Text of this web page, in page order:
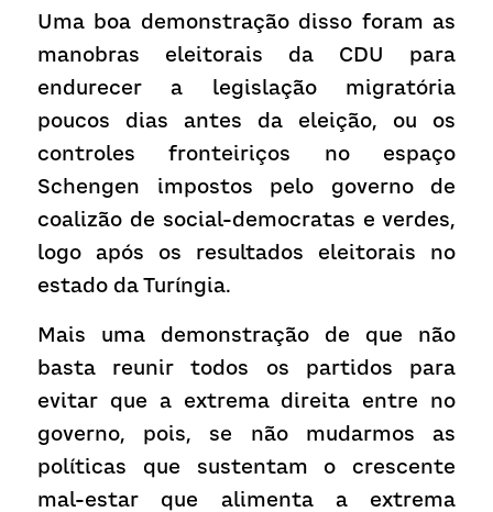
Uma boa demonstração disso foram as
manobras eleitorais da CDU para
endurecer a legislação migratória
poucos dias antes da eleição, ou os
controles fronteiriços no espaço
Schengen impostos pelo governo de
coalizão de social-democratas e verdes,
logo após os resultados eleitorais no
estado da Turíngia.
Mais uma demonstração de que não
basta reunir todos os partidos para
evitar que a extrema direita entre no
governo, pois, se não mudarmos as
políticas que sustentam o crescente
mal-estar que alimenta a extrema